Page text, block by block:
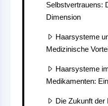
Selbstvertrauens:
Dimension
Haarsysteme
Medizinische
Haarsysteme
Medikamenten:
Die Zukunft